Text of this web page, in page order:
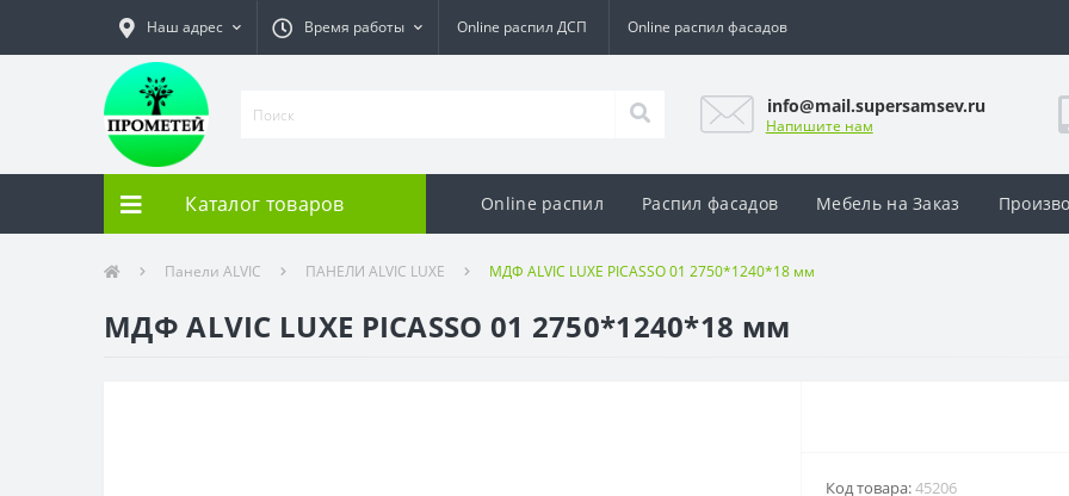
Наш адрес Время работы Online распил ДСП Online распил фасадов
info@mail.supersamsev.ru
Напишите нам
Каталог товаров Online распил Распил фасадов Мебель на Заказ
Панели ALVIC ПАНЕЛИ ALVIC LUXE МДФ ALVIC LUXE PICASSO 01 2750*1240*18 мм
МДФ ALVIC LUXE PICASSO 01 2750*1240*18 мм
Код товара:45206